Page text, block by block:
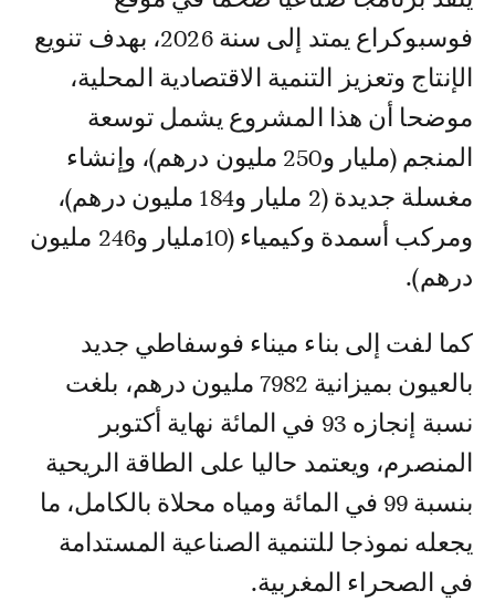
فوسبوكراع يمتد إلى سنة 2026، بهدف تنويع
الإنتاج وتعزيز التنمية الاقتصادية المحلية،
موضحا أن هذا المشروع يشمل توسعة
المنجم (مليار و250 مليون درهم)، وإنشاء
مغسلة جديدة (2 مليار و184 مليون درهم)،
ومركب أسمدة وكيمياء (10مليار و246 مليون
درهم).
كما لفت إلى بناء ميناء فوسفاطي جديد
بالعيون بميزانية 7982 مليون درهم، بلغت
نسبة إنجازه 93 في المائة نهاية أكتوبر
المنصرم، ويعتمد حاليا على الطاقة الريحية
بنسبة 99 في المائة ومياه محلاة بالكامل، ما
يجعله نموذجا للتنمية الصناعية المستدامة
في الصحراء المغربية.